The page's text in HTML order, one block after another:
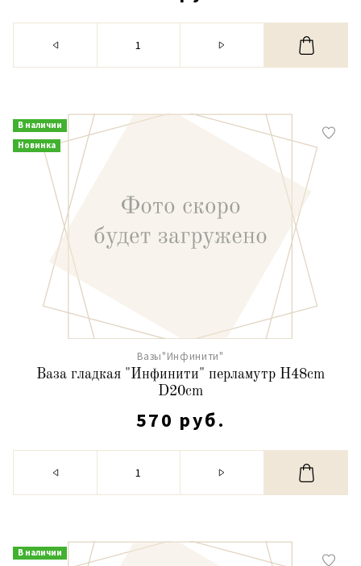
В наличии
Новинка
Вазы"Инфинити"
Ваза гладкая "Инфинити" перламутр H48cm
D20cm
570 руб.
В наличии